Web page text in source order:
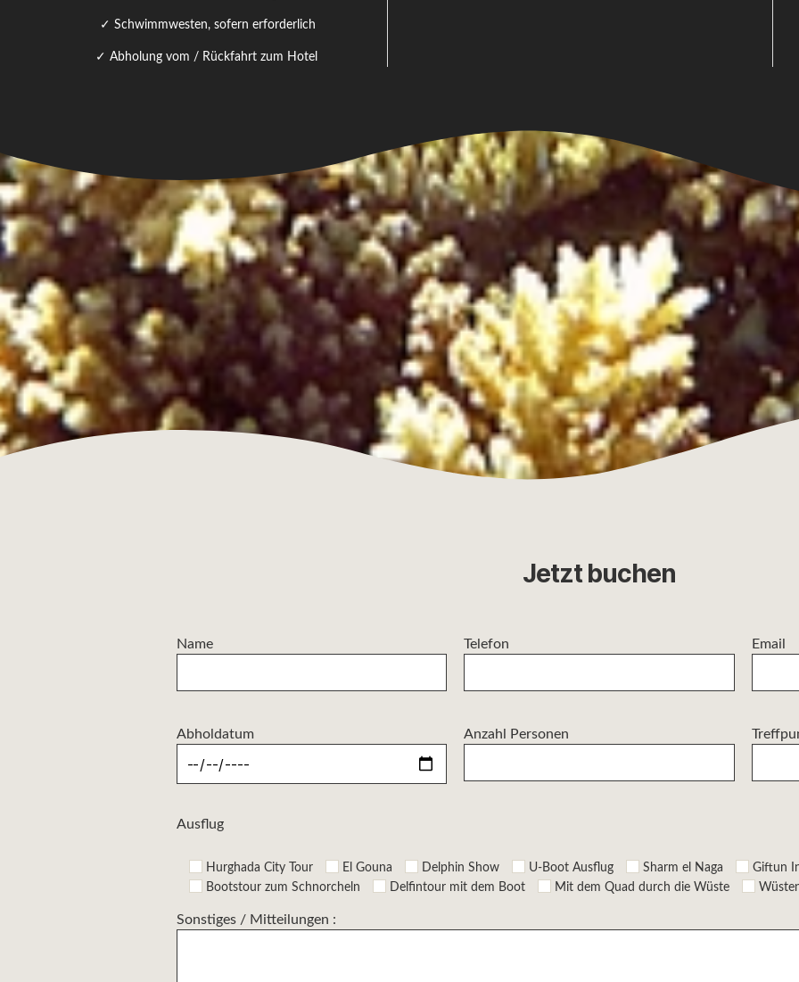
✓ Schwimmwesten, sofern erforderlich
✓ Abholung vom / Rückfahrt zum Hotel
Jetzt buchen
Name Telefon Email
Abholdatum Anzahl Personen
Ausflug
Hurghada City Tour El Gouna Delphin Show U-Boot Ausflug Sharm el Naga
Giftun
Bootstour zum Schnorcheln
Delfintour mit dem Boot Mit dem Quad durch die Wüste
Sonstiges / Mitteilungen :